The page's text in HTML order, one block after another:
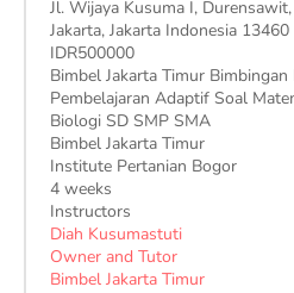
Jl. Wijaya Kusuma I,
Jakarta, Jakarta Indonesia 13460
IDR500000
Bimbel Jakarta Timur Bimbingan
Pembelajaran Adaptif Soal
Biologi SD SMP SMA
Bimbel Jakarta Timur
Institute Pertanian Bogor
4 weeks
Instructors
Diah Kusumastuti
Owner and Tutor
Bimbel Jakarta Timur